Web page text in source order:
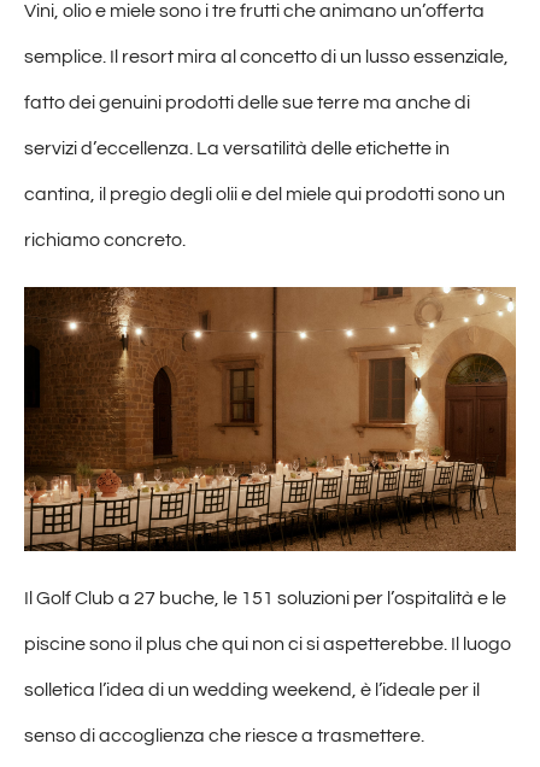
Vini, olio e miele sono i tre frutti che animano un’offerta
semplice. Il resort mira al concetto di un lusso essenziale,
fatto dei genuini prodotti delle sue terre ma anche di
servizi d’eccellenza. La versatilità delle etichette in
cantina, il pregio degli olii e del miele qui prodotti sono un
richiamo concreto.
Il Golf Club a 27 buche, le 151 soluzioni per l’ospitalità e le
piscine sono il plus che qui non ci si aspetterebbe. Il luogo
solletica l’idea di un wedding weekend, è l’ideale per il
senso di accoglienza che riesce a trasmettere.